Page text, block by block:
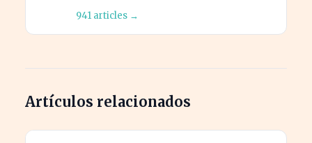
941 articles →
Artículos relacionados